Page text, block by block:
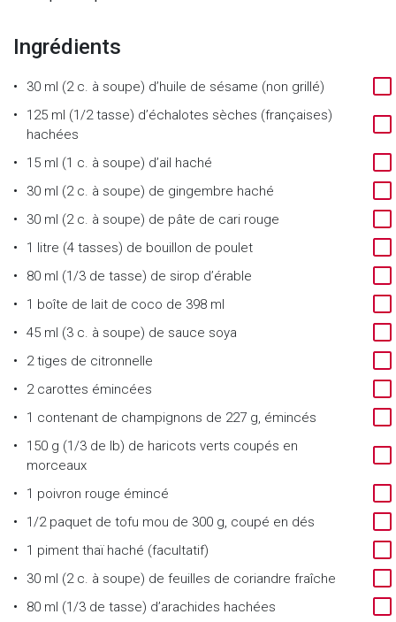
Ingrédients
30 ml (2 c. à soupe) d’huile de sésame (non grillé)
125 ml (1/2 tasse) d’échalotes sèches (françaises)
hachées
15 ml (1 c. à soupe) d’ail haché
30 ml (2 c. à soupe) de gingembre haché
30 ml (2 c. à soupe) de pâte de cari rouge
1 litre (4 tasses) de bouillon de poulet
80 ml (1/3 de tasse) de sirop d’érable
1 boîte de lait de coco de 398 ml
45 ml (3 c. à soupe) de sauce soya
2 tiges de citronnelle
2 carottes émincées
1 contenant de champignons de 227 g, émincés
150 g (1/3 de lb) de haricots verts coupés en
morceaux
1 poivron rouge émincé
1/2 paquet de tofu mou de 300 g, coupé en dés
1 piment thaï haché (facultatif)
30 ml (2 c. à soupe) de feuilles de coriandre fraîche
80 ml (1/3 de tasse) d’arachides hachées